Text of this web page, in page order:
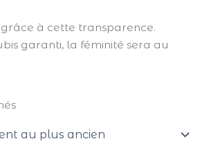
à cette transparence.
garanti, la féminité sera au